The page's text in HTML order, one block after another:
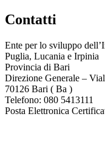
Contatti
Ente per lo sviluppo
Puglia, Lucania e Irpinia
Provincia di Bari
Direzione Generale –
70126 Bari ( Ba )
Telefono: 080 5413111
Posta Elettronica